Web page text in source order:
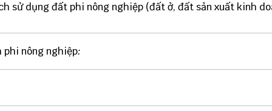
sử dụng đất phi nông nghiệp (đất ở, đất sản xuất kinh
nông nghiệp: